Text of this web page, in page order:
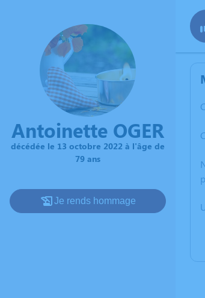
Antoinette OGER
décédée le 13 octobre 2022 à l'âge de
79 ans
Je rends hommage